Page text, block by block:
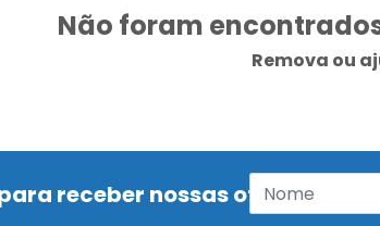
Não foram
Remova ou
receber nossas ofertas!